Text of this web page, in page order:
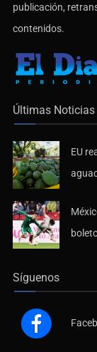
publicación,
contenidos.
Últimas Noticias
EU
Síguenos